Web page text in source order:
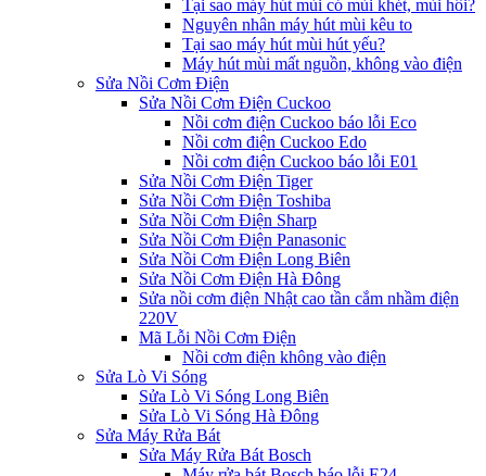
Tại sao máy hút mùi có mùi khét, mùi hôi?
Nguyên nhân máy hút mùi kêu to
Tại sao máy hút mùi hút yếu?
Máy hút mùi mất nguồn, không vào điện
Sửa Nồi Cơm Điện
Sửa Nồi Cơm Điện Cuckoo
Nồi cơm điện Cuckoo báo lỗi Eco
Nồi cơm điện Cuckoo Edo
Nồi cơm điện Cuckoo báo lỗi E01
Sửa Nồi Cơm Điện Tiger
Sửa Nồi Cơm Điện Toshiba
Sửa Nồi Cơm Điện Sharp
Sửa Nồi Cơm Điện Panasonic
Sửa Nồi Cơm Điện Long Biên
Sửa Nồi Cơm Điện Hà Đông
Sửa nồi cơm điện Nhật cao tần cắm nhầm điện
220V
Mã Lỗi Nồi Cơm Điện
Nồi cơm điện không vào điện
Sửa Lò Vi Sóng
Sửa Lò Vi Sóng Long Biên
Sửa Lò Vi Sóng Hà Đông
Sửa Máy Rửa Bát
Sửa Máy Rửa Bát Bosch